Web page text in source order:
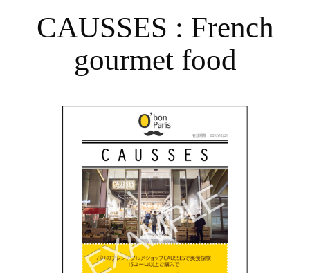
CAUSSES : French
gourmet food